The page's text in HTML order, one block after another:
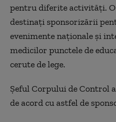
pentru diferite activități.
destinaţi sponsorizării
evenimente naționale și
medicilor punctele de
cerute de lege.
Şeful Corpului de Control
de acord cu astfel de